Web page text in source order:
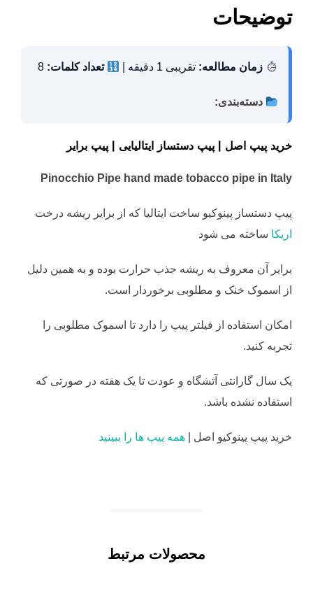
p
m
توضیحات
زمان مطالعه: تقریبی 1 دقیقه | تعداد کلمات: 8
دسته‌بندی:
خرید پیپ اصل | پیپ دستساز ایتالیایی | پیپ برایر
Pinocchio Pipe hand made tobacco pipe in Italy
پیپ دستساز پینوکیو ساخت ایتالیا که از برایر ریشه درخت
اریکا ساخته می شود
برایر آن معروف به ریشه جذب حرارت بوده و به همین دلیل
از اسموک خنک و مطلوبی برخوردار است.
امکان استفاده از فیلتر پیپ را دارد تا اسموک مطلوبی را
تجربه کنید.
یک سال گارانتی آتشگاه و عودت تا یک هفته در صورتی که
استفاده نشده باشد.
خرید پیپ پینوکیو اصل | همه پیپ ها را ببینید
محصولات مرتبط